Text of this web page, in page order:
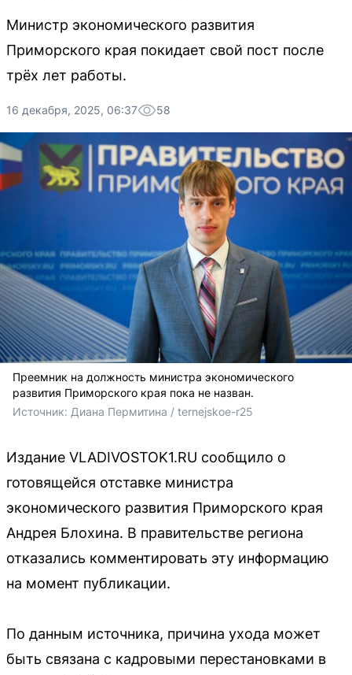
Министр экономического развития
Приморского края покидает свой пост после
трёх лет работы.
16 декабря, 2025, 06:37 58
Преемник на должность министра экономического
развития Приморского края пока не назван.
Источник: Диана Пермитина / ternejskoe-r25
Издание VLADIVOSTOK1.RU сообщило о
готовящейся отставке министра
экономического развития Приморского края
Андрея Блохина. В правительстве региона
отказались комментировать эту информацию
на момент публикации.
По данным источника, причина ухода может
быть связана с кадровыми перестановками в